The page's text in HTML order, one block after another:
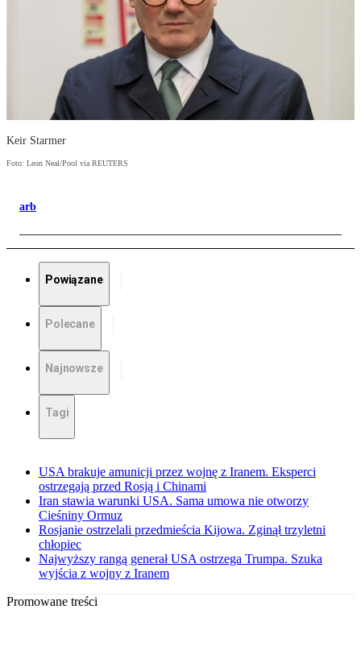
Keir Starmer
Foto: Leon Neal/Pool via REUTERS
arb
Powiązane
Polecane
Najnowsze
Tagi
USA brakuje amunicji przez wojnę z Iranem. Eksperci
ostrzegają przed Rosją i Chinami
Iran stawia warunki USA. Sama umowa nie otworzy
Cieśniny Ormuz
Rosjanie ostrzelali przedmieścia Kijowa. Zginął trzyletni
chłopiec
Najwyższy rangą generał USA ostrzega Trumpa. Szuka
wyjścia z wojny z Iranem
Promowane treści